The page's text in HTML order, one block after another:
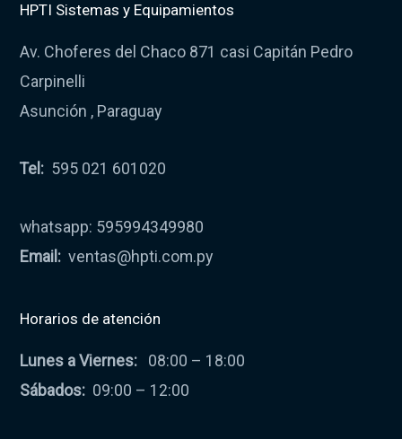
HPTI Sistemas y Equipamientos
Av. Choferes del Chaco 871 casi Capitán Pedro
Carpinelli
Asunción , Paraguay
Tel: 595 021 601020
whatsapp: 595994349980
Email: ventas@hpti.com.py
Horarios de atención
Lunes a Viernes: 08:00 – 18:00
Sábados: 09:00 – 12:00